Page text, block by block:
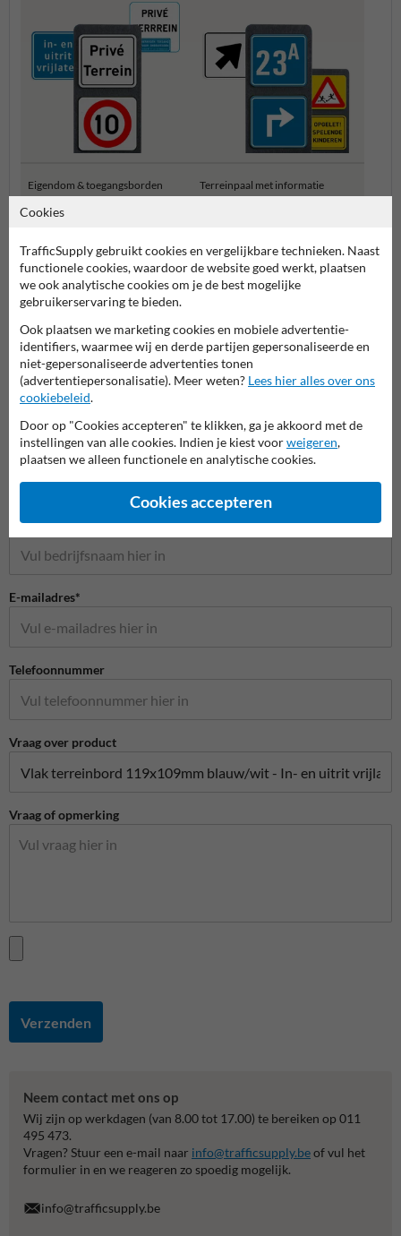
Eigendom & toegangsborden Terreinpaal met informatie
Stel je vraag aan Huisnummerpaal.be
Naam*
Bedrijfsnaam
E-mailadres*
Telefoonnummer
Vraag over product
Vraag of opmerking
Verzenden
Neem contact met ons op
Wij zijn op werkdagen (van 8.00 tot 17.00) te bereiken op 011
495 473.
Vragen? Stuur een e-mail naar info@trafficsupply.beof vul het
formulier in en we reageren zo spoedig mogelijk.
info@trafficsupply.be
Cookies
TrafficSupply gebruikt cookies en vergelijkbare technieken. Naast
functionele cookies, waardoor de website goed werkt, plaatsen
we ook analytische cookies om je de best mogelijke
gebruikerservaring te bieden.
Ook plaatsen we marketing cookies en mobiele advertentie-
identifiers, waarmee wij en derde partijen gepersonaliseerde en
niet-gepersonaliseerde advertenties tonen
(advertentiepersonalisatie). Meer weten? Lees hier alles over ons
cookiebeleid.
Door op "Cookies accepteren" te klikken, ga je akkoord met de
instellingen van alle cookies. Indien je kiest voorweigeren,
plaatsen we alleen functionele en analytische cookies.
Cookies accepteren